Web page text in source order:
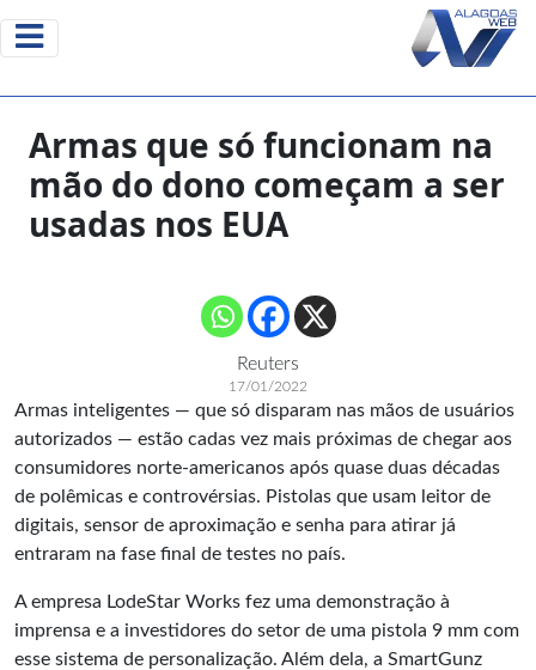
Armas que só funcionam na
mão do dono começam a ser
usadas nos EUA
Reuters
17/01/2022
Armas inteligentes — que só disparam nas mãos de usuários
autorizados — estão cadas vez mais próximas de chegar aos
consumidores norte-americanos após quase duas décadas
de polêmicas e controvérsias. Pistolas que usam leitor de
digitais, sensor de aproximação e senha para atirar já
entraram na fase final de testes no país.
A empresa LodeStar Works fez uma demonstração à
imprensa e a investidores do setor de uma pistola 9 mm com
esse sistema de personalização. Além dela, a SmartGunz